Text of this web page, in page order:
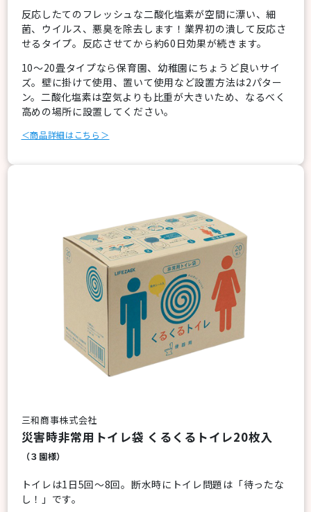
反応したてのフレッシュな二酸化塩素が空間に漂い、細
菌、ウイルス、悪臭を除去します！業界初の潰して反応さ
せるタイプ。反応させてから約60日効果が続きます。
10～20畳タイプなら保育園、幼稚園にちょうど良いサイ
ズ。壁に掛けて使用、置いて使用など設置方法は2パター
ン。二酸化塩素は空気よりも比重が大きいため、なるべく
高めの場所に設置してください。
＜商品詳細はこちら＞
三和商事株式会社
災害時非常用トイレ袋 くるくるトイレ20枚入
（３園様）
トイレは1日5回～8回。断水時にトイレ問題は「待ったな
し！」です。